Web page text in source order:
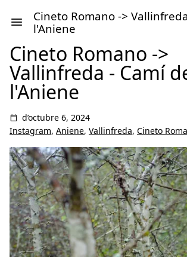
Cineto Romano ->
l'Aniene
Cineto Romano ->
Vallinfreda - Camí
l'Aniene
d’octubre 6, 2024
Instagram, Aniene, Vallinfreda, Cineto